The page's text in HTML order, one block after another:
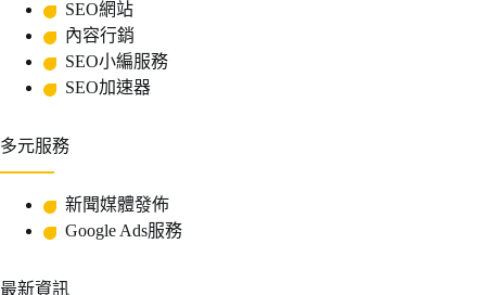
SEO網站
內容行銷
SEO小編服務
SEO加速器
多元服務
新聞媒體發佈
Google Ads服務
最新資訊